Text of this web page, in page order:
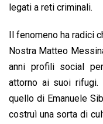
legati a reti criminali.
Il fenomeno ha radici
Nostra Matteo
anni profili social
attorno ai suoi rifugi.
quello di Emanuele
costruì una sorta di